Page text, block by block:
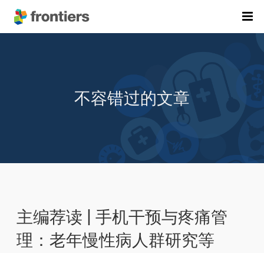
精选潜力期刊
提交稿件
不容错过的文章
主编荐读 | 手机干预与疼痛管
理：老年慢性病人群研究等